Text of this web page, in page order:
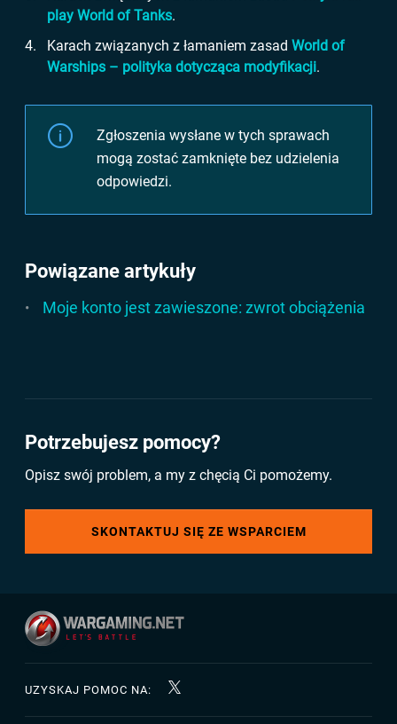
play World of Tanks.
Karach związanych z łamaniem zasad World of
Warships – polityka dotycząca modyfikacji.
Zgłoszenia wysłane w tych sprawach
mogą zostać zamknięte bez udzielenia
odpowiedzi.
Powiązane artykuły
Moje konto jest zawieszone: zwrot obciążenia
Potrzebujesz pomocy?
Opisz swój problem, a my z chęcią Ci pomożemy.
SKONTAKTUJ SIĘ ZE WSPARCIEM
UZYSKAJ POMOC NA: